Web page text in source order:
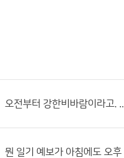
오전부터 강한비바람이라고. ..